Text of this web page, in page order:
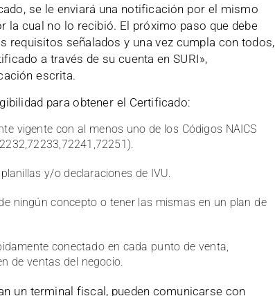
se le enviará una notificación por el mismo
la cual no lo recibió. El próximo paso que debe
requisitos señalados y una vez cumpla con todos,
a través de su cuenta en SURI»,
escrita.
para obtener el Certificado:
vigente con al menos uno de los Códigos NAICS
y/o declaraciones de IVU.
ningún concepto o tener las mismas en un plan de
conectado en cada punto de venta,
de ventas del negocio.
un terminal fiscal, pueden comunicarse con